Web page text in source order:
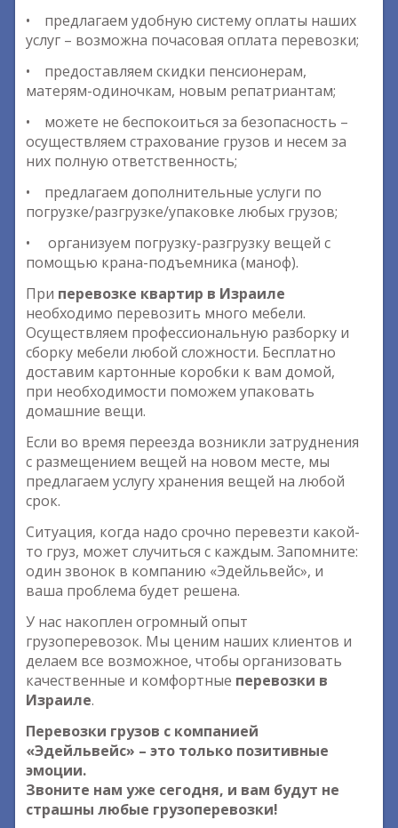
• предлагаем удобную систему оплаты наших
услуг – возможна почасовая оплата перевозки;
• предоставляем скидки пенсионерам,
матерям-одиночкам, новым репатриантам;
• можете не беспокоиться за безопасность –
осуществляем страхование грузов и несем за
них полную ответственность;
• предлагаем дополнительные услуги по
погрузке/разгрузке/упаковке любых грузов;
• организуем погрузку-разгрузку вещей с
помощью крана-подъемника (маноф).
При перевозке квартир в Израиле
необходимо перевозить много мебели.
Осуществляем профессиональную разборку и
сборку мебели любой сложности. Бесплатно
доставим картонные коробки к вам домой,
при необходимости поможем упаковать
домашние вещи.
Если во время переезда возникли затруднения
с размещением вещей на новом месте, мы
предлагаем услугу хранения вещей на любой
срок.
Ситуация, когда надо срочно перевезти какой-
то груз, может случиться с каждым. Запомните:
один звонок в компанию «Эдейльвейс», и
ваша проблема будет решена.
У нас накоплен огромный опыт
грузоперевозок. Мы ценим наших клиентов и
делаем все возможное, чтобы организовать
качественные и комфортные перевозки в
Израиле.
Перевозки грузов с компанией
«Эдейльвейс» – это только позитивные
эмоции.
Звоните нам уже сегодня, и вам будут не
страшны любые грузоперевозки!